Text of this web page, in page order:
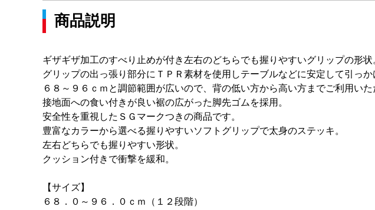
商品説明
ギザギザ加工のすべり止めが付き左右のどちらでも握りやすいグリップの形状
グリップの出っ張り部分にＴＰＲ素材を使用しテーブルなどに安定して引っか
６８～９６ｃｍと調節範囲が広いので、背の低い方から高い方までご利用いた
接地面への食い付きが良い裾の広がった脚先ゴムを採用。
安全性を重視したＳＧマークつきの商品です。
豊富なカラーから選べる握りやすいソフトグリップで太身のステッキ。
左右どちらでも握りやすい形状。
クッション付きで衝撃を緩和。
【サイズ】
６８．０～９６．０ｃｍ（１２段階）